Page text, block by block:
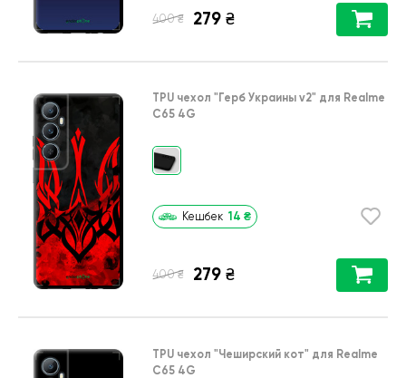
400 ₴ 279 ₴
TPU чехол "Герб Украины v2" для Realme
C65 4G
Кешбек 14 ₴
400 ₴ 279 ₴
TPU чехол "Чеширский кот" для Realme
C65 4G